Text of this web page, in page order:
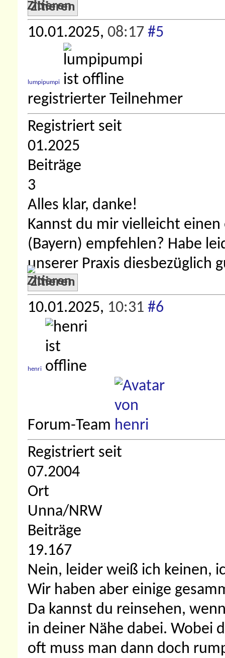
Zitieren
10.01.2025, 08:17 #5
lumpipumpi
registrierter Teilnehmer
Registriert seit
01.2025
Beiträge
3
Alles klar, danke!
Kannst du mir vielleicht
(Bayern) empfehlen? Habe
unserer Praxis diesbezüglich
Zitieren
10.01.2025, 10:31 #6
henri
Forum-Team
Registriert seit
07.2004
Ort
Unna/NRW
Beiträge
19.167
Nein, leider weiß ich keinen,
Wir haben aber einige
Da kannst du reinsehen,
in deiner Nähe dabei. Wobei
oft muss man dann doch